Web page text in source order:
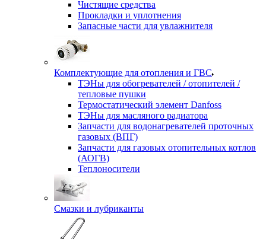
Чистящие средства
Прокладки и уплотнения
Запасные части для увлажнителя
Комплектующие для отопления и ГВС
ТЭНы для обогревателей / отопителей /
тепловые пушки
Термостатический элемент Danfoss
ТЭНы для масляного радиатора
Запчасти для водонагревателей проточных
газовых (ВПГ)
Запчасти для газовых отопительных котлов
(АОГВ)
Теплоносители
Смазки и лубриканты